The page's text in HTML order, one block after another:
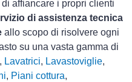
affiancare i propri clienti
di assistenza tecnica
allo scopo di risolvere ogni
su una vasta gamma di
Lavatrici, Lavastoviglie,
, Piani cottura,